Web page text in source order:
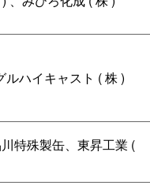
ハイキャスト (株)
特殊製缶、東昇工業 (